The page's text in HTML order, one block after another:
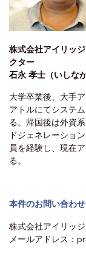
株式会社アイリッ
クター
石永 孝士（いしな
大学卒業後、大手
アトルにてシステ
る。帰国後は外資
ドジェネレーショ
員を経験し、現在
る。
本件のお問い合わせ
株式会社アイリッ
メールアドレス：